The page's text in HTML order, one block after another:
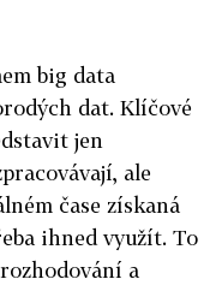
big data
dat. Klíčové
jen
ale
čase získaná
ihned využít. To
a